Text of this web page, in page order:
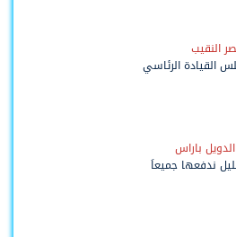
النقيب
القيادة الرئاسي
باراس
ندفعها جميعاً